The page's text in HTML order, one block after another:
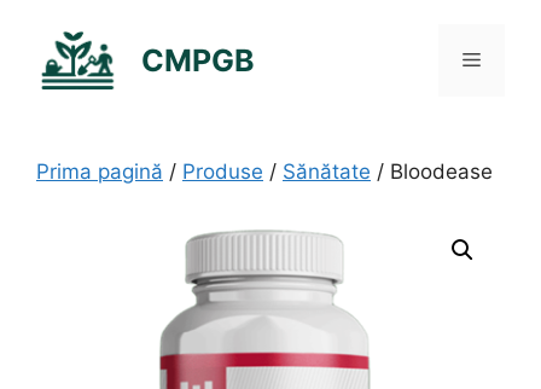
conținut
CMPGB Meniu
Prima pagină / Produse / Sănătate / Bloodease